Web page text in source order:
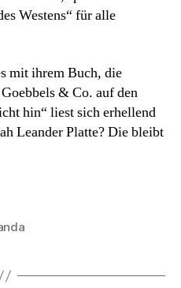
Westens“ für alle
mit ihrem Buch, die
& Co. auf den
hin“ liest sich erhellend
Leander Platte? Die bleibt